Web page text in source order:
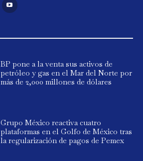
BP pone a la venta sus activos de
petróleo y gas en el Mar del Norte por
más de 2,000 millones de dólares
Grupo México reactiva cuatro
plataformas en el Golfo de México tras
la regularización de pagos de Pemex